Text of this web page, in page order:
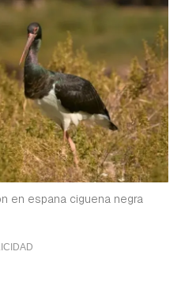
en espana ciguena negra